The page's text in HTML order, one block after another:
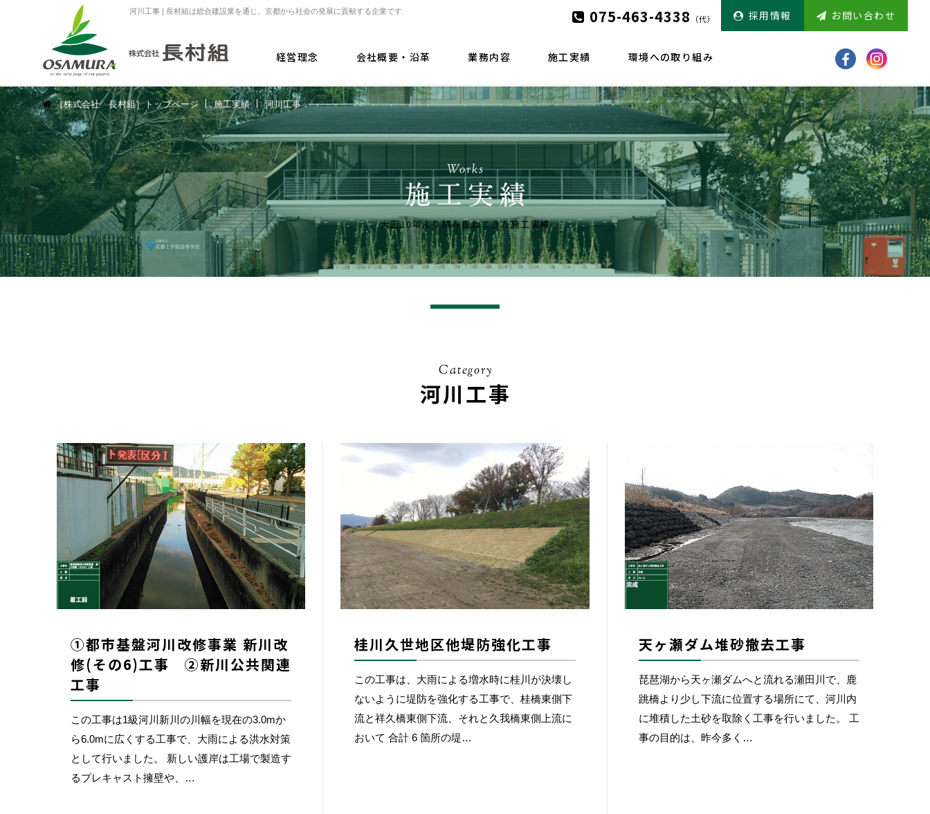
河川工事 | 長村組は総合建設業を通じ、京都から社会の発展に貢献する企業です
経営理念 会社概要・沿革 業務内容 施工実績 環境への取り組み
075-463-4338 （代） 採用情報 お問い合わせ
Works
大正10年より積み重ねてきた施工実績
［株式会社 長村組］トップページ 施工実績 河川工事
河川工事
Category
①都市基盤河川改修事業 新川改
修(その6)工事 ②新川公共関連
工事
この工事は1級河川新川の川幅を現在の3.0mか
ら6.0mに広くする工事で、大雨による洪水対策
として行いました。 新しい護岸は工場で製造す
るプレキャスト擁壁や、…
桂川久世地区他堤防強化工事
この工事は、大雨による増水時に桂川が決壊し
ないように堤防を強化する工事で、桂橋東側下
流と祥久橋東側下流、それと久我橋東側上流に
おいて 合計 6 箇所の堤…
天ヶ瀬ダム堆砂撤去工事
琵琶湖から天ヶ瀬ダムへと流れる瀬田川で、鹿
跳橋より少し下流に位置する場所にて、河川内
に堆積した土砂を取除く工事を行いました。 工
事の目的は、昨今多く…